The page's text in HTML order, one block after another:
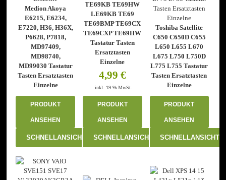
Medion Akoya
E6215, E6234,
E7220, H36, H36X,
P6628, P7818,
MD97409,
MD98740,
MD99030 Tastatur
Tasten Ersatztasten
Einzelne
PRODUKT
ANSEHEN
SCHNELLANSICHT
TE69KB TE69HW
LE69KB TE69
TE69BMP TE69CX
TE69CXP TE69HW
Tastatur Tasten
Ersatztasten
Einzelne
4,99 €
inkl. 19 % MwSt.
PRODUKT
ANSEHEN
SCHNELLANSICHT
Toshiba Satellite
C650 C650D C655
L650 L655 L670
L675 L750 L750D
L775 L755 Tastatur
Tasten Ersatztasten
Einzelne
PRODUKT
ANSEHEN
SCHNELLANSICHT